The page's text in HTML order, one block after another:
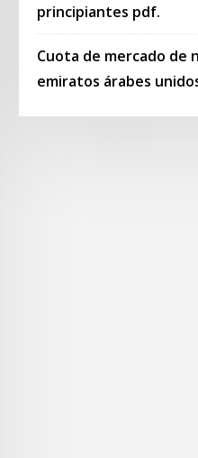
principiantes pdf.
Cuota de mercado de
emiratos árabes